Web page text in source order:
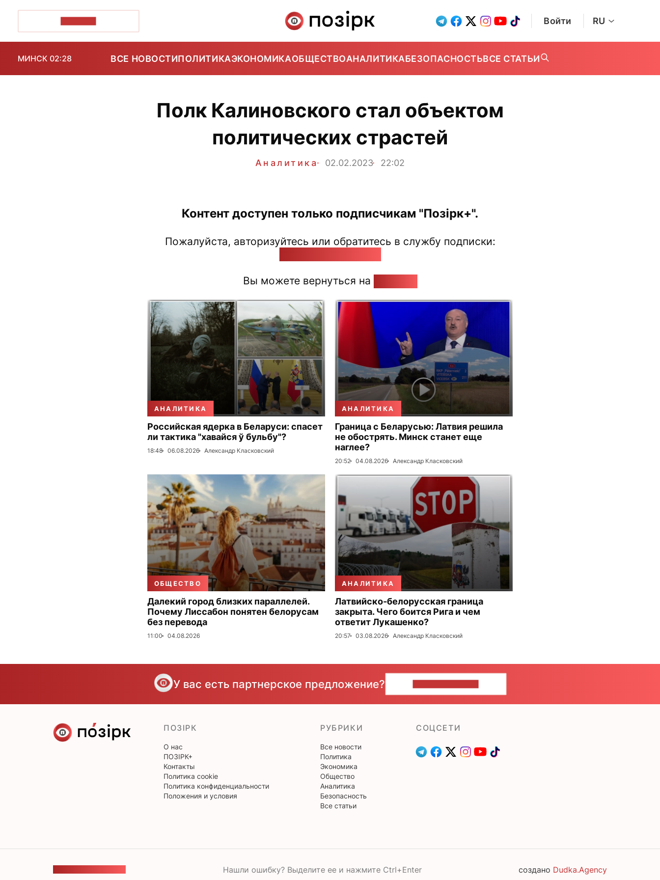
Войти RU
МИНСК 02:28 ВСЕ НОВОСТИПОЛИТИКАЭКОНОМИКАОБЩЕСТВОАНАЛИТИКАБЕЗОПАСНОСТЬВСЕ СТАТЬИ
Полк Калиновского стал объектом
политических страстей
Аналитика 02.02.2023 22:02
Контент доступен только подписчикам "Позірк+".
Пожалуйста, авторизуйтесь или обратитесь в службу подписки:
Вы можете вернуться на
АНАЛИТИКА
Российская ядерка в Беларуси: спасет
ли тактика "хавайся ў бульбу"?
18:48 06.08.2026 Александр Класковский
АНАЛИТИКА
Граница с Беларусью: Латвия решила
не обострять. Минск станет еще
наглее?
20:52 04.08.2026 Александр Класковский
ОБЩЕСТВО
Далекий город близких параллелей.
Почему Лиссабон понятен белорусам
без перевода
11:00 04.08.2026
АНАЛИТИКА
Латвийско-белорусская граница
закрыта. Чего боится Рига и чем
ответит Лукашенко?
20:57 03.08.2026 Александр Класковский
У вас есть партнерское предложение?
ПОЗІРК
О нас
ПОЗІРК+
Контакты
Политика cookie
Политика конфиденциальности
Положения и условия
РУБРИКИ
Все новости
Политика
Экономика
Общество
Аналитика
Безопасность
Все статьи
CОЦСЕТИ
Нашли ошибку? Выделите ее и нажмите Ctrl+Enter создано Dudka.Agency